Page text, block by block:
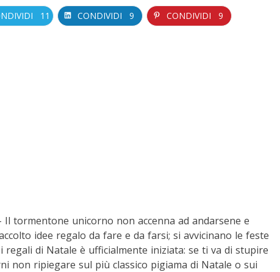
11 CONDIVIDI9 CONDIVIDI9
tormentone unicorno non accenna ad andarsene e
idee regalo da fare e da farsi; si avvicinano le feste
regali di Natale è ufficialmente iniziata: se ti va di stupire
non ripiegare sul più classico pigiama di Natale o sui